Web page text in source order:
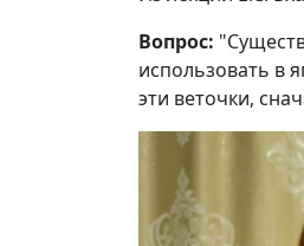
Вопрос:
использовать в
эти веточки,